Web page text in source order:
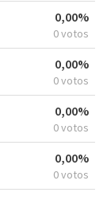
0,00%
0 votos
0,00%
0 votos
0,00%
0 votos
0,00%
0 votos